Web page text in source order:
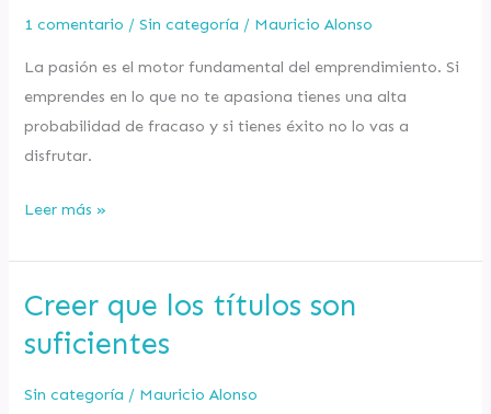
1 comentario /Sin categoría / Mauricio Alonso
La pasión es el motor fundamental del emprendimiento. Si
emprendes en lo que no te apasiona tienes una alta
probabilidad de fracaso y si tienes éxito no lo vas a
disfrutar.
que
apasione
Leer más »
Creer que los títulos son
suficientes
Sin categoría / Mauricio Alonso
Creer
los
títulos